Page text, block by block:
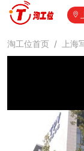
淘工位首页 / 上海